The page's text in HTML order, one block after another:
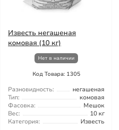
Известь негашеная
комовая (10 кг)
Нет в наличии
Код Товара: 1305
Разновидность:
негашеная
Тип:
комовая
Фасовка:
Мешок
Вес:
10 кг
Категория:
Известь